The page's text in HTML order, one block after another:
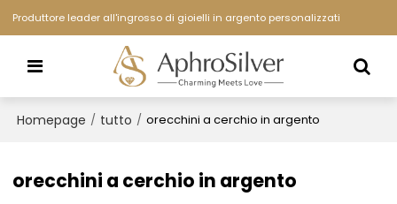
Produttore leader all'ingrosso di gioielli in argento personalizzati
Homepage / tutto / orecchini a cerchio in argento
orecchini a cerchio in argento